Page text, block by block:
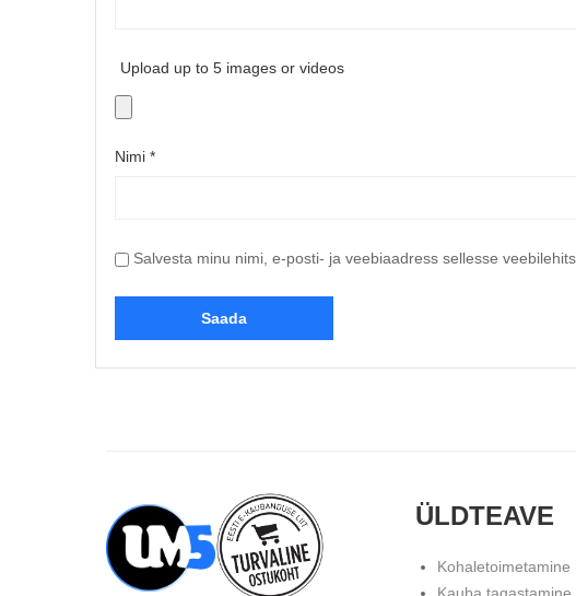
Upload up to 5 images or videos
Nimi *
Salvesta minu nimi, e-posti- ja veebiaadress sellesse
ÜLDTEAVE
Kohaletoimetamine